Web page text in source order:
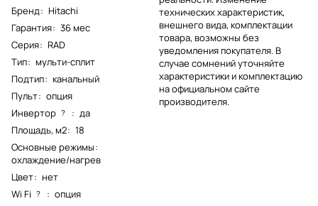
Бренд: Hitachi
Гарантия: 36 мес
Серия: RAD
Тип: мульти-сплит
Подтип: канальный
Пульт: опция
Инвертор ? : да
Площадь, м2: 18
Основные режимы:
охлаждение/нагрев
Цвет: нет
Wi Fi ? : опция
технических характеристик,
внешнего вида, комплектации
товара, возможны без
уведомления покупателя. В
случае сомнений уточняйте
характеристики и комплектацию
на официальном сайте
производителя.